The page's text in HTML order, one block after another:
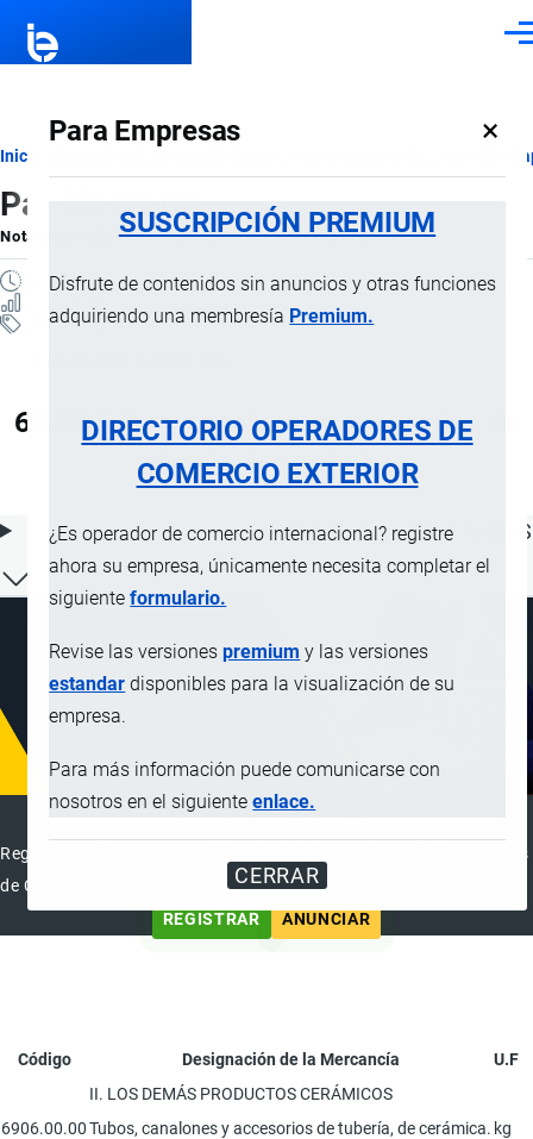
Para Empresas ×
SUSCRIPCIÓN PREMIUM
Disfrute de contenidos sin anuncios y otras funciones
adquiriendo una membresía Premium.
DIRECTORIO OPERADORES DE
COMERCIO EXTERIOR
¿Es operador de comercio internacional? registre
ahora su empresa, únicamente necesita completar el
siguienteformulario.
Revise las versionespremium y las versiones
estandar disponibles para la visualización de su
empresa.
Para más información puede comunicarse con
nosotros en el siguienteenlace.
CERRAR
Ruta
de
navegación
Inicio
Partida 69.06
Nota ExplicativaporImportaciones …, 20 Julio, 2024
2 MINUTOS
Notas Explicativas
69.06 Tubos, canalones y accesorios de
tubería, de cerámica
ÍNDICE DE CONTENIDOS
Registre su Empresa en el Directorio Internacional de Operadores
de Comercio Exterior
REGISTRAR
ANUNCIAR
Código Designación de la Mercancía
U.F
II. LOS DEMÁS PRODUCTOS CERÁMICOS
6906.00.00Tubos, canalones y accesorios de tubería, de cerámica. kg